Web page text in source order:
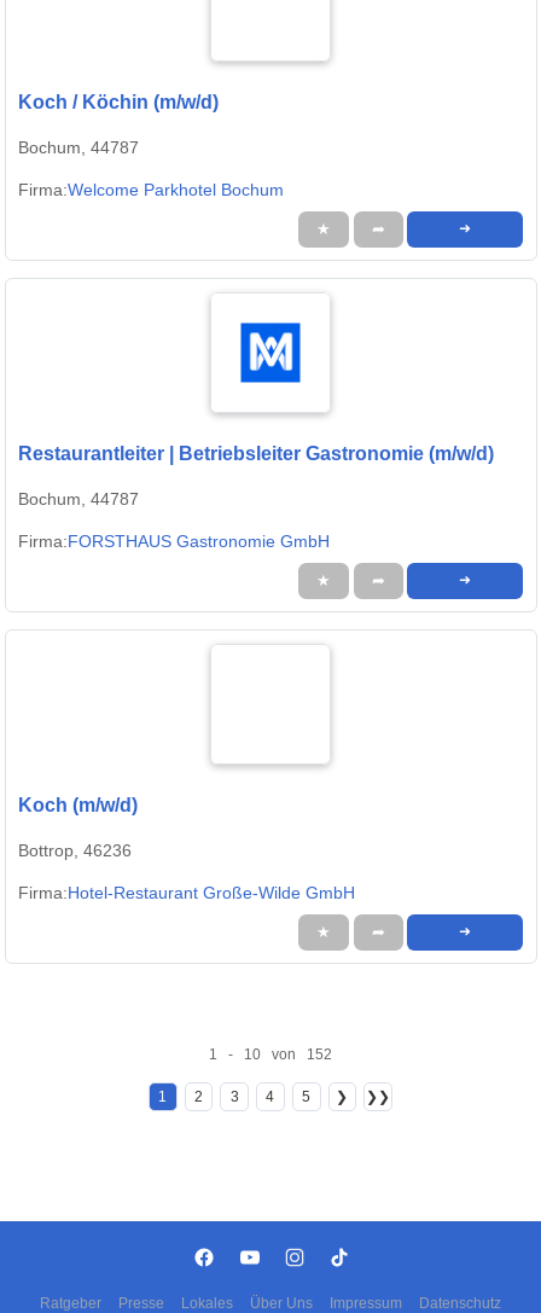
Koch / Köchin (m/w/d)
Bochum, 44787
Firma:Welcome Parkhotel Bochum
★ ➦ ➜
Restaurantleiter | Betriebsleiter Gastronomie (m/w/d)
Bochum, 44787
Firma:FORSTHAUS Gastronomie GmbH
★ ➦ ➜
Koch (m/w/d)
Bottrop, 46236
Firma:Hotel-Restaurant Große-Wilde GmbH
★ ➦ ➜
1 - 10 von 152
1 2 3 4 5 ❯ ❯❯
Ratgeber Presse Lokales Über Uns Impressum Datenschutz